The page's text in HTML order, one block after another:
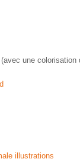
(avec une colorisation
illustrations